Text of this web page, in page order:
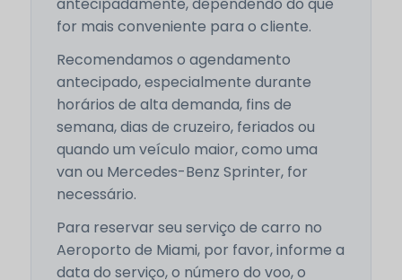
for mais conveniente para o cliente.
Recomendamos o agendamento
antecipado, especialmente durante
horários de alta demanda, fins de
semana, dias de cruzeiro, feriados ou
quando um veículo maior, como uma
van ou Mercedes-Benz Sprinter, for
necessário.
Para reservar seu serviço de carro no
Aeroporto de Miami, por favor, informe a
data do serviço, o número do voo, o